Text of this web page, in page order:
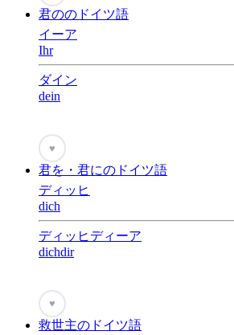
君ののドイツ語
イーア
Ihr
ダイン
dein
♥
君を・君にのドイツ語
ディッヒ
dich
ディッヒディーア
dichdir
♥
救世主のドイツ語